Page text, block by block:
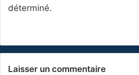
déterminé.
Laisser un commentaire